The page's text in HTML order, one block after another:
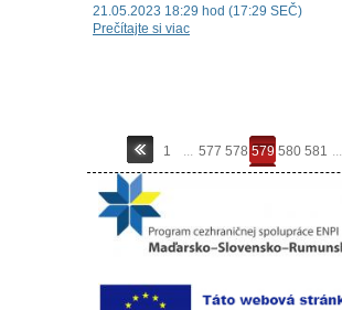
21.05.2023 18:29 hod (17:29 SEČ)
Prečítajte si viac
1 ... 577 578 579 580 581 ...